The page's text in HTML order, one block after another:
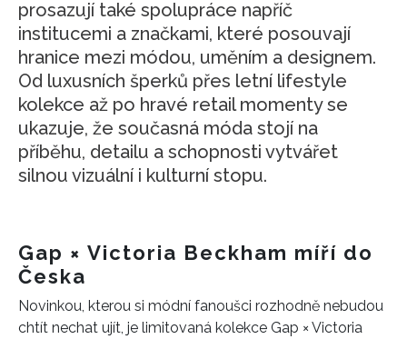
prosazují také spolupráce napříč
institucemi a značkami, které posouvají
hranice mezi módou, uměním a designem.
Od luxusních šperků přes letní lifestyle
kolekce až po hravé retail momenty se
ukazuje, že současná móda stojí na
příběhu, detailu a schopnosti vytvářet
silnou vizuální i kulturní stopu.
Gap × Victoria Beckham míří do
Česka
Novinkou, kterou si módní fanoušci rozhodně nebudou
chtít nechat ujít, je limitovaná kolekce Gap × Victoria